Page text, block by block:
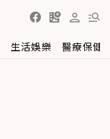
生活娛樂 醫療保健